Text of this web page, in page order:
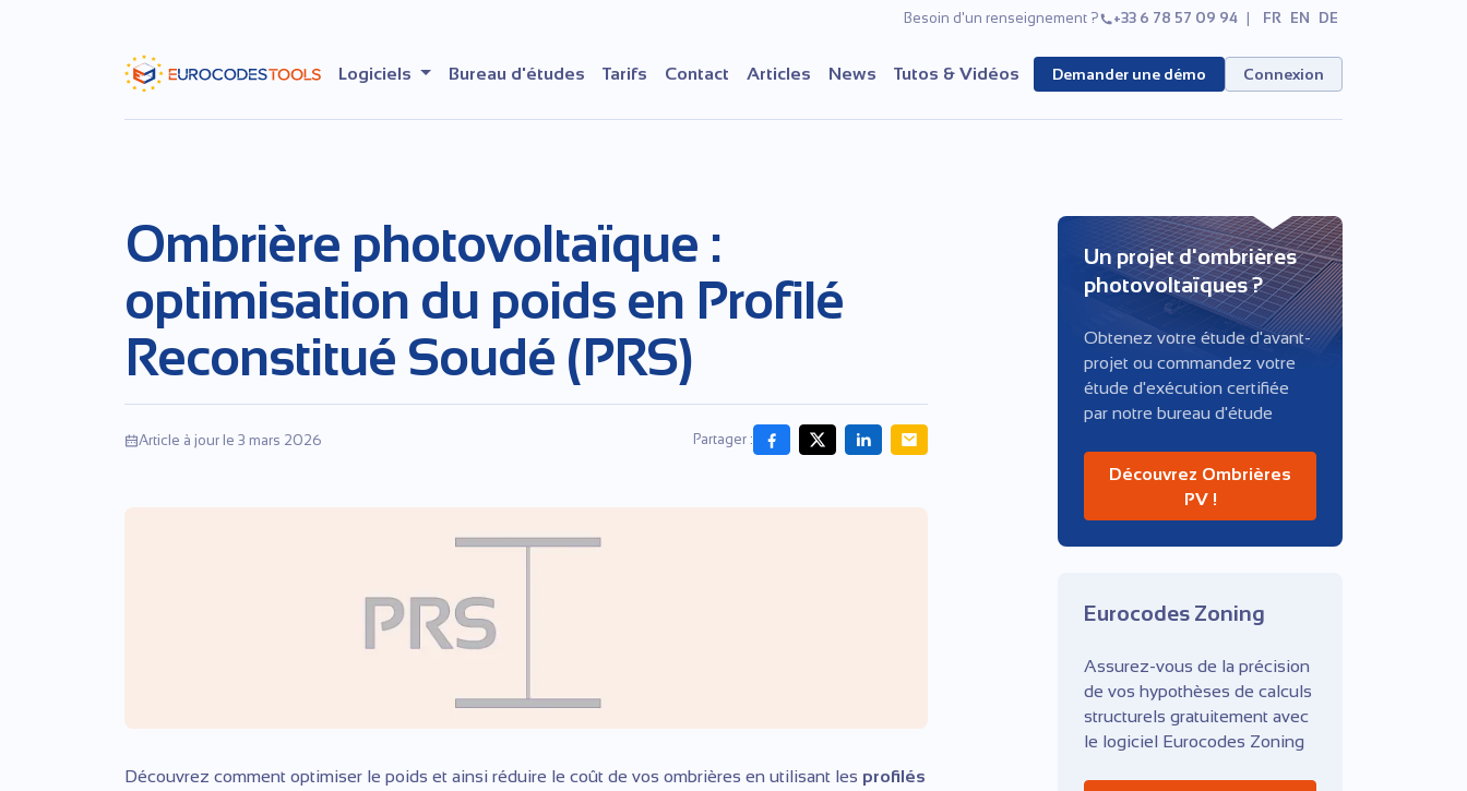
Besoin d'un renseignement ? +33 6 78 57 09 94 FR EN DE
Logiciels Bureau d'études Tarifs Contact Articles News Tutos & Vidéos Demander une démo Connexion
Ombrière photovoltaïque :
optimisation du poids en Profilé
Reconstitué Soudé (PRS)
Article à jour le 3 mars 2026 Partager :
Découvrez comment optimiser le poids et ainsi réduire le coût de vos ombrières en utilisant les profilés
Un projet d'ombrières
photovoltaïques ?
Obtenez votre étude d'avant-
projet ou commandez votre
étude d'exécution certifiée
par notre bureau d'étude
Découvrez Ombrières
PV !
Eurocodes Zoning
Assurez-vous de la précision
de vos hypothèses de calculs
structurels gratuitement avec
le logiciel Eurocodes Zoning